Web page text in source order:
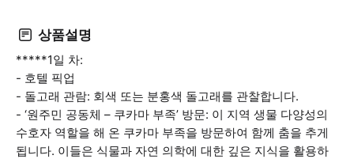
상품설명
*****1일 차:
- 호텔 픽업
- 돌고래 관람: 회색 또는 분홍색 돌고래를 관찰합니다.
- ‘원주민 공동체 – 쿠카마 부족’ 방문: 이 지역 생물 다양성의
수호자 역할을 해 온 쿠카마 부족을 방문하여 함께 춤을 추게
됩니다. 이들은 식물과 자연 의학에 대한 깊은 지식을 활용하